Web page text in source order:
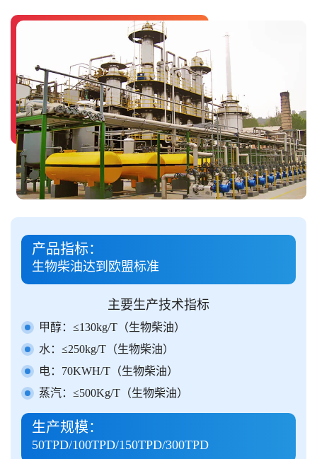
产品指标：
生物柴油达到欧盟标准
主要生产技术指标
甲醇：≤130kg/T（生物柴油）
水：≤250kg/T（生物柴油）
电：70KWH/T（生物柴油）
蒸汽：≤500Kg/T（生物柴油）
生产规模：
50TPD/100TPD/150TPD/300TPD